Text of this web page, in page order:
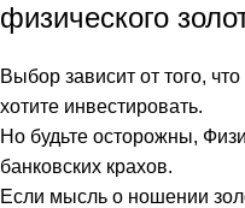
физического
Выбор зависит от того,
хотите инвестировать.
Но будьте осторожны,
банковских крахов.
Если мысль о ношении